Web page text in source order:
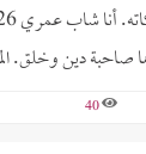
صاحبة دين
40